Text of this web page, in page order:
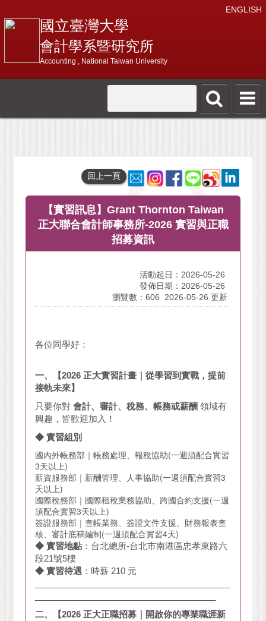
ENGLISH
國立臺灣大學
會計學系暨研究所
Accounting , National Taiwan University
回上一頁
【實習訊息】Grant Thornton Taiwan
正大聯合會計師事務所-2026 實習與正職
招募資訊
活動起日：2026-05-26
發佈日期：2026-05-26
瀏覽數：606
2026-05-26 更新
各位同學好：
一、【2026 正大實習計畫｜從學習到實戰，提前
接軌未來】
只要你對會計、審計、稅務、帳務或薪酬 領域有
興趣，皆歡迎加入！
◆ 實習組別
國內外帳務部｜帳務處理、報稅協助(一週須配合實習
3天以上)
薪資服務部｜薪酬管理、人事協助(一週須配合實習3
天以上)
國際稅務部｜國際租稅業務協助、跨國合約支援(一週
須配合實習3天以上)
簽證服務部｜查帳業務、簽證文件支援、財務報表查
核、審計底稿編制(一週須配合實習4天)
◆ 實習地點 ：台北總所-台北市南港區忠孝東路六
段21號5樓
◆ 實習待遇 ：時薪 210 元
二、【2026 正大正職招募｜開啟你的專業職涯新